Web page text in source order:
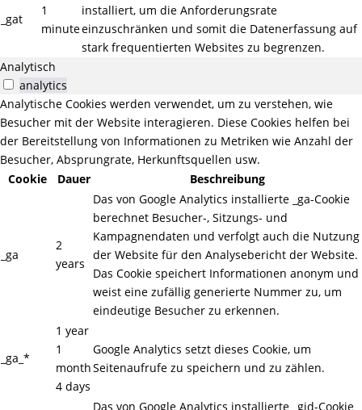
_gat
1
minute
installiert, um die Anforderungsrate
einzuschränken und somit die Datenerfassung auf
stark frequentierten Websites zu begrenzen.
Analytisch
analytics
Analytische Cookies werden verwendet, um zu verstehen, wie
Besucher mit der Website interagieren. Diese Cookies helfen bei
der Bereitstellung von Informationen zu Metriken wie Anzahl der
Besucher, Absprungrate, Herkunftsquellen usw.
Cookie
Dauer Beschreibung
_ga
2
years
Das von Google Analytics installierte _ga-Cookie
berechnet Besucher-, Sitzungs- und
Kampagnendaten und verfolgt auch die Nutzung
der Website für den Analysebericht der Website.
Das Cookie speichert Informationen anonym und
weist eine zufällig generierte Nummer zu, um
eindeutige Besucher zu erkennen.
_ga_*
1 year
1
month
4 days
Google Analytics setzt dieses Cookie, um
Seitenaufrufe zu speichern und zu zählen.
Das von Google Analytics installierte _gid-Cookie